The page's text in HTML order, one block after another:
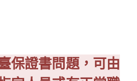
保證書問題，可由